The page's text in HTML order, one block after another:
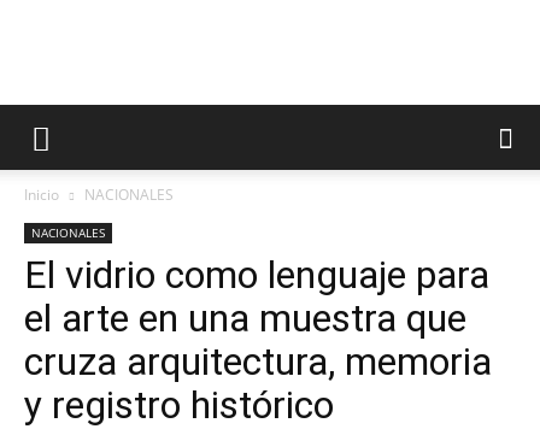
Inicio NACIONALES
NACIONALES
El vidrio como lenguaje para
el arte en una muestra que
cruza arquitectura, memoria
y registro histórico